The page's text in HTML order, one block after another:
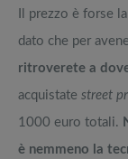
Il prezzo è forse
dato che per
ritroverete a
acquistate street
1000 euro totali.
è nemmeno la